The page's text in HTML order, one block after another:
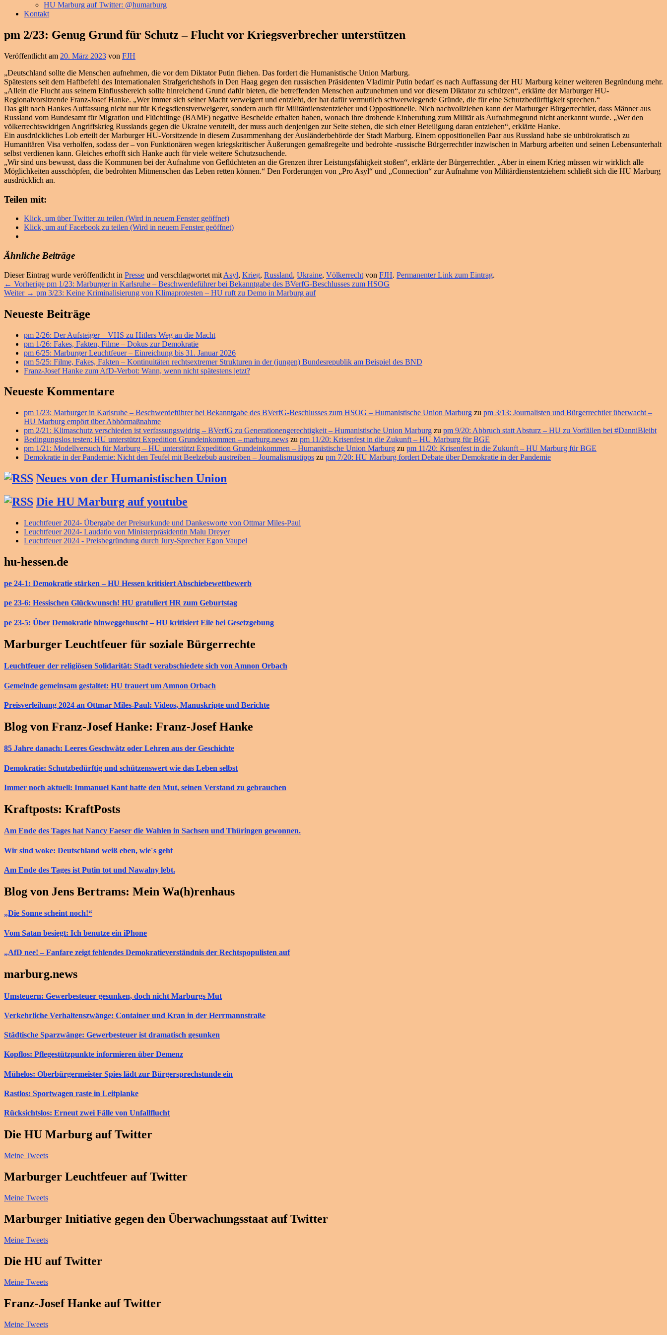
HU Marburg auf Twitter: @humarburg
Kontakt
pm 2/23: Genug Grund für Schutz – Flucht vor Kriegsverbrecher unterstützen
Veröffentlicht am 20. März 2023 von FJH
„Deutschland sollte die Menschen aufnehmen, die vor dem Diktator Putin fliehen. Das fordert die Humanistische Union Marburg.
Spätestens seit dem Haftbefehl des Internationalen Strafgerichtshofs in Den Haag gegen den russischen Präsidenten Vladimir Putin bedarf es nach Auffassung der HU Marburg keiner weiteren Begründung mehr.
„Allein die Flucht aus seinem Einflussbereich sollte hinreichend Grund dafür bieten, die betreffenden Menschen aufzunehmen und vor diesem Diktator zu schützen“, erklärte der Marburger HU-
Regionalvorsitzende Franz-Josef Hanke. „Wer immer sich seiner Macht verweigert und entzieht, der hat dafür vermutlich schwerwiegende Gründe, die für eine Schutzbedürftigkeit sprechen.“
Das gilt nach Hankes Auffassung nicht nur für Kriegsdienstverweigerer, sondern auch für Militärdienstentzieher und Oppositionelle. Nich nachvollziehen kann der Marburger Bürgerrechtler, dass Männer aus
Russland vom Bundesamt für Migration und Flüchtlinge (BAMF) negative Bescheide erhalten haben, wonach ihre drohende Einberufung zum Militär als Aufnahmegrund nicht anerkannt wurde. „Wer den
völkerrechtswidrigen Angriffskrieg Russlands gegen die Ukraine veruteilt, der muss auch denjenigen zur Seite stehen, die sich einer Beteiligung daran entziehen“, erklärte Hanke.
Ein ausdrückliches Lob erteilt der Marburger HU-Vorsitzende in diesem Zusammenhang der Ausländerbehörde der Stadt Marburg. Einem oppositionellen Paar aus Russland habe sie unbürokratisch zu
Humanitären Visa verholfen, sodass der – von Funktionären wegen kriegskritischer Äußerungen gemaßregelte und bedrohte -russische Bürgerrechtler inzwischen in Marburg arbeiten und seinen Lebensunterhalt
selbst verdienen kann. Gleiches erhofft sich Hanke auch für viele weitere Schutzsuchende.
„Wir sind uns bewusst, dass die Kommunen bei der Aufnahme von Geflüchteten an die Grenzen ihrer Leistungsfähigkeit stoßen“, erklärte der Bürgerrechtler. „Aber in einem Krieg müssen wir wirklich alle
Möglichkeiten ausschöpfen, die bedrohten Mitmenschen das Leben retten können.“ Den Forderungen von „Pro Asyl“ und „Connection“ zur Aufnahme von Militärdienstentziehern schließt sich die HU Marburg
ausdrücklich an.
Teilen mit:
Klick, um über Twitter zu teilen (Wird in neuem Fenster geöffnet)
Klick, um auf Facebook zu teilen (Wird in neuem Fenster geöffnet)
Ähnliche Beiträge
Dieser Eintrag wurde veröffentlicht in Presse und verschlagwortet mit Asyl, Krieg, Russland, Ukraine, Völkerrecht von FJH. Permanenter Link zum Eintrag.
Beitragsnavigation
← Vorherige Vorheriger
Beitrag:
pm 1/23: Marburger in Karlsruhe – Beschwerdeführer bei Bekanntgabe des BVerfG-Beschlusses zum HSOG
Weiter → Nächster
pm 3/23: Keine Kriminalisierung von Klimaprotesten – HU ruft zu Demo in Marburg auf
Primärer
Widget-
Bereich
Neueste Beiträge
pm 2/26: Der Aufsteiger – VHS zu Hitlers Weg an die Macht
pm 1/26: Fakes, Fakten, Filme – Dokus zur Demokratie
pm 6/25: Marburger Leuchtfeuer – Einreichung bis 31. Januar 2026
pm 5/25: Filme, Fakes, Fakten – Kontinuitäten rechtsextremer Strukturen in der (jungen) Bundesrepublik am Beispiel des BND
Franz-Josef Hanke zum AfD-Verbot: Wann, wenn nicht spätestens jetzt?
Neueste Kommentare
pm 1/23: Marburger in Karlsruhe – Beschwerdeführer bei Bekanntgabe des BVerfG-Beschlusses zum HSOG – Humanistische Union Marburg zu pm 3/13: Journalisten und Bürgerrechtler überwacht –
HU Marburg empört über Abhörmaßnahme
pm 2/21: Klimaschutz verschieden ist verfassungswidrig – BVerfG zu Generationengerechtigkeit – Humanistische Union Marburg zu pm 9/20: Abbruch statt Absturz – HU zu Vorfällen bei #DanniBleibt
Bedingungslos testen: HU unterstützt Expedition Grundeinkommen – marburg.news zu pm 11/20: Krisenfest in die Zukunft – HU Marburg für BGE
pm 1/21: Modellversuch für Marburg – HU unterstützt Expedition Grundeinkommen – Humanistische Union Marburg zu pm 11/20: Krisenfest in die Zukunft – HU Marburg für BGE
Demokratie in der Pandemie: Nicht den Teufel mit Beelzebub austreiben – Journalismustipps zu pm 7/20: HU Marburg fordert Debate über Demokratie in der Pandemie
Neues von der Humanistischen Union
Die HU Marburg auf youtube
Leuchtfeuer 2024- Übergabe der Preisurkunde und Dankesworte von Ottmar Miles-Paul
Leuchtfeuer 2024- Laudatio von Ministerpräsidentin Malu Dreyer
Leuchtfeuer 2024 - Preisbegründung durch Jury-Sprecher Egon Vaupel
hu-hessen.de
pe 24-1: Demokratie stärken – HU Hessen kritisiert Abschiebewettbewerb
pe 23-6: Hessischen Glückwunsch! HU gratuliert HR zum Geburtstag
pe 23-5: Über Demokratie hinweggehuscht – HU kritisiert Eile bei Gesetzgebung
Marburger Leuchtfeuer für soziale Bürgerrechte
Leuchtfeuer der religiösen Solidarität: Stadt verabschiedete sich von Amnon Orbach
Gemeinde gemeinsam gestaltet: HU trauert um Amnon Orbach
Preisverleihung 2024 an Ottmar Miles-Paul: Videos, Manuskripte und Berichte
Blog von Franz-Josef Hanke: Franz-Josef Hanke
85 Jahre danach: Leeres Geschwätz oder Lehren aus der Geschichte
Demokratie: Schutzbedürftig und schützenswert wie das Leben selbst
Immer noch aktuell: Immanuel Kant hatte den Mut, seinen Verstand zu gebrauchen
Kraftposts: KraftPosts
Am Ende des Tages hat Nancy Faeser die Wahlen in Sachsen und Thüringen gewonnen.
Wir sind woke: Deutschland weiß eben, wie´s geht
Am Ende des Tages ist Putin tot und Nawalny lebt.
Blog von Jens Bertrams: Mein Wa(h)renhaus
„Die Sonne scheint noch!“
Vom Satan besiegt: Ich benutze ein iPhone
„AfD nee! – Fanfare zeigt fehlendes Demokratieverständnis der Rechtspopulisten auf
marburg.news
Umsteuern: Gewerbesteuer gesunken, doch nicht Marburgs Mut
Verkehrliche Verhaltenszwänge: Container und Kran in der Herrmannstraße
Städtische Sparzwänge: Gewerbesteuer ist dramatisch gesunken
Kopflos: Pflegestützpunkte informieren über Demenz
Mühelos: Oberbürgermeister Spies lädt zur Bürgersprechstunde ein
Rastlos: Sportwagen raste in Leitplanke
Rücksichtslos: Erneut zwei Fälle von Unfallflucht
Die HU Marburg auf Twitter
Meine Tweets
Marburger Leuchtfeuer auf Twitter
Meine Tweets
Marburger Initiative gegen den Überwachungsstaat auf Twitter
Meine Tweets
Die HU auf Twitter
Meine Tweets
Franz-Josef Hanke auf Twitter
Meine Tweets